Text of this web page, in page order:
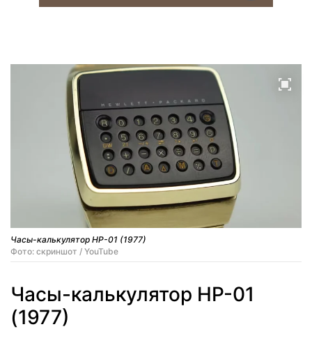
Часы-калькулятор HP-01 (1977)
Фото: скриншот / YouTube
Часы-калькулятор HP-01
(1977)